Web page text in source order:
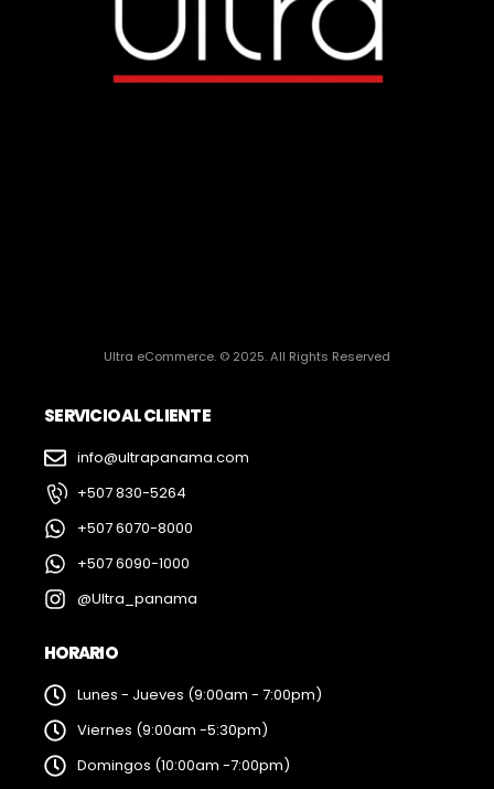
Ultra eCommerce. © 2025. All Rights Reserved
SERVICIO AL CLIENTE
info@ultrapanama.com
+507 830-5264
+507 6070-8000
+507 6090-1000
@Ultra_panama
HORARIO
Lunes - Jueves (9:00am - 7:00pm)
Viernes (9:00am -5:30pm)
Domingos (10:00am -7:00pm)